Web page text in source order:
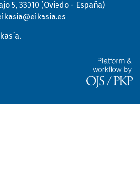
5, 33010 (Oviedo - España)